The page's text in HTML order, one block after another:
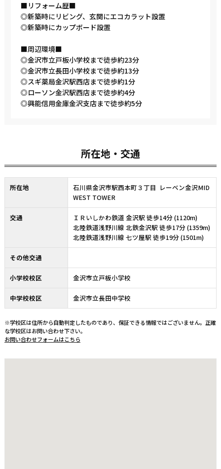
■リフォーム歴■
◎新築時にリビング、玄関にエコカラット設置
◎新築時にカップボード設置
■周辺環境■
◎金沢市立戸板小学校まで徒歩約23分
◎金沢市立長田小学校まで徒歩約13分
◎スギ薬局金沢駅西店まで徒歩約1分
◎ローソン金沢駅西店まで徒歩約4分
◎興能信用金庫金沢支店まで徒歩約5分
所在地・交通
所在地
石川県金沢市駅西本町３丁目 レーベン金沢MID
WEST TOWER
交通
ＩＲいしかわ鉄道 金沢駅 徒歩14分 (1120m)
北陸鉄道浅野川線 北鉄金沢駅 徒歩17分 (1359m)
北陸鉄道浅野川線 七ツ屋駅 徒歩19分 (1501m)
その他交通
小学校校区 金沢市立戸板小学校
中学校校区 金沢市立長田中学校
※学校区は住所から自動判定したものであり、保証できる情報ではございません。正確
な学校区はお問い合わせ下さい。
お問い合わせフォームはこちら